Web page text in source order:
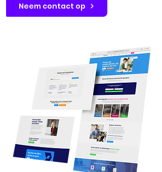
Neem contact op